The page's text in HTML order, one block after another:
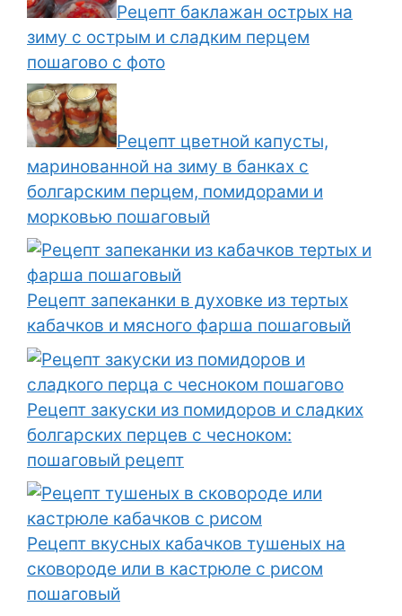
Рецепт баклажан острых на
зиму с острым и сладким перцем
пошагово с фото
Рецепт цветной капусты,
маринованной на зиму в банках с
болгарским перцем, помидорами и
морковью пошаговый
Рецепт запеканки в духовке из тертых
кабачков и мясного фарша пошаговый
Рецепт закуски из помидоров и сладких
болгарских перцев с чесноком:
пошаговый рецепт
Рецепт вкусных кабачков тушеных на
сковороде или в кастрюле с рисом
пошаговый